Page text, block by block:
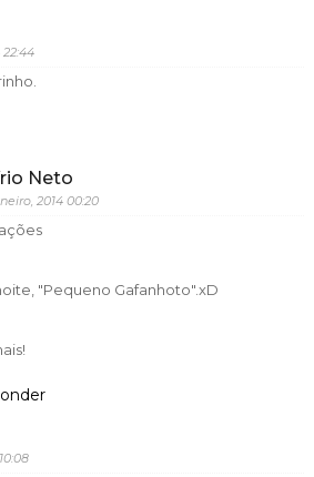
Neto
2014 00:20
"Pequeno Gafanhoto".xD